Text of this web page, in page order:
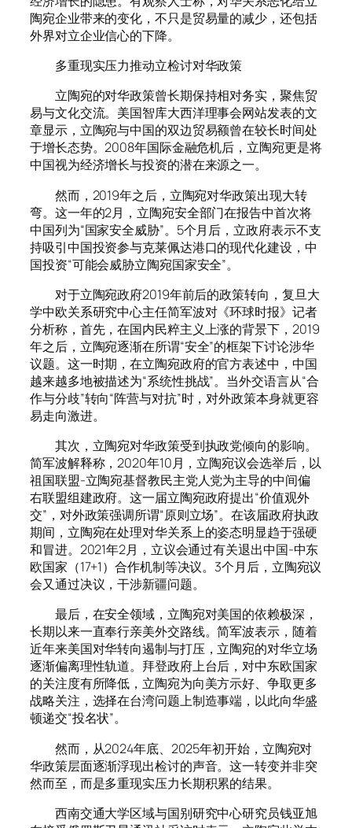
陶宛企业带来的变化，不只是贸易量的减少，还包括
外界对立企业信心的下降。
多重现实压力推动立检讨对华政策
立陶宛的对华政策曾长期保持相对务实，聚焦贸
易与文化交流。美国智库大西洋理事会网站发表的文
章显示，立陶宛与中国的双边贸易额曾在较长时间处
于增长态势。2008年国际金融危机后，立陶宛更是将
中国视为经济增长与投资的潜在来源之一。
然而，2019年之后，立陶宛对华政策出现大转
弯。这一年的2月，立陶宛安全部门在报告中首次将
中国列为“国家安全威胁”。5个月后，立政府表示不支
持吸引中国投资参与克莱佩达港口的现代化建设，中
国投资“可能会威胁立陶宛国家安全”。
对于立陶宛政府2019年前后的政策转向，复旦大
学中欧关系研究中心主任简军波对《环球时报》记者
分析称，首先，在国内民粹主义上涨的背景下，2019
年之后，立陶宛逐渐在所谓“安全”的框架下讨论涉华
议题。这一时期，在立陶宛政府的官方表述中，中国
越来越多地被描述为“系统性挑战”。当外交语言从“合
作与分歧”转向“阵营与对抗”时，对外政策本身就更容
易走向激进。
其次，立陶宛对华政策受到执政党倾向的影响。
简军波解释称，2020年10月，立陶宛议会选举后，以
祖国联盟-立陶宛基督教民主党人党为主导的中间偏
右联盟组建政府。这一届立陶宛政府提出“价值观外
交”，对外政策强调所谓“原则立场”。在该届政府执政
期间，立陶宛在处理对华关系上的姿态明显趋于强硬
和冒进。2021年2月，立议会通过有关退出中国-中东
欧国家（17+1）合作机制等决议。3个月后，立陶宛议
会又通过决议，干涉新疆问题。
最后，在安全领域，立陶宛对美国的依赖极深，
长期以来一直奉行亲美外交路线。简军波表示，随着
近年来美国对华转向遏制与打压，立陶宛的对华立场
逐渐偏离理性轨道。拜登政府上台后，对中东欧国家
的关注度有所降低，立陶宛为向美方示好、争取更多
战略关注，选择在台湾问题上制造事端，以此向华盛
顿递交“投名状”。
然而，从2024年底、2025年初开始，立陶宛对
华政策层面逐渐浮现出检讨的声音。这一转变并非突
然而至，而是多重现实压力长期积累的结果。
西南交通大学区域与国别研究中心研究员钱亚旭